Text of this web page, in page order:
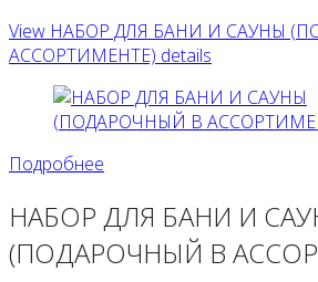
View НАБОР ДЛЯ БАНИ И САУНЫ
АССОРТИМЕНТЕ) details
Подробнее
НАБОР ДЛЯ БАНИ И
(ПОДАРОЧНЫЙ В